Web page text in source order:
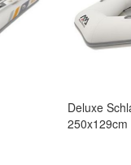
Deluxe
250x129cm